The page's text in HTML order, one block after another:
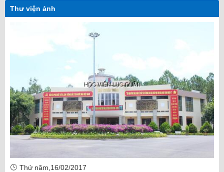
Thư viện ảnh
Thứ năm,16/02/2017